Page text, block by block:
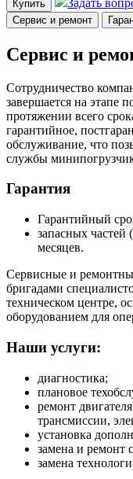
Купить
Сервис и ремонт
Сервис и
Сотрудничество
завершается на этапе
протяжении всего
гарантийное,
обслуживание, что
службы
Гарантия
Гарантийный
запасных частей
месяцев.
Сервисные и
бригадами
техническом центре,
оборудованием для
Наши услуги:
диагностика;
плановое
ремонт
трансмиссии,
установка
замена и ремонт
замена